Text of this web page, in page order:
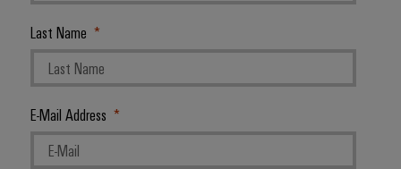
Last Name
E-Mail Address